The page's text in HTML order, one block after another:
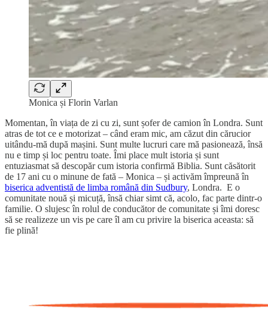
Monica și Florin Varlan
Momentan, în viața de zi cu zi, sunt șofer de camion în Londra. Sunt
atras de tot ce e motorizat – când eram mic, am căzut din cărucior
uitându-mă după mașini. Sunt multe lucruri care mă pasionează, însă
nu e timp și loc pentru toate. Îmi place mult istoria și sunt
entuziasmat să descopăr cum istoria confirmă Biblia. Sunt căsătorit
de 17 ani cu o minune de fată – Monica – și activăm împreună în
biserica adventistă de limba română din Sudbury, Londra. E o
comunitate nouă și micuță, însă chiar simt că, acolo, fac parte dintr-o
familie. O slujesc în rolul de conducător de comunitate și îmi doresc
să se realizeze un vis pe care îl am cu privire la biserica aceasta: să
fie plină!